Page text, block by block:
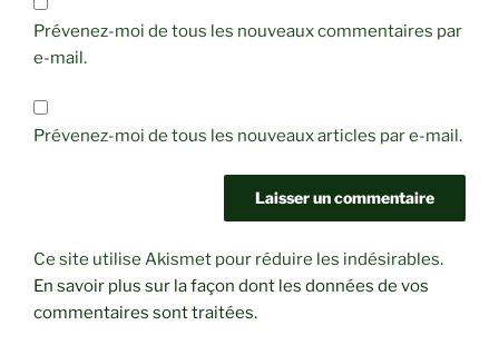
Prévenez-moi de tous les nouveaux commentaires par
e-mail.
Prévenez-moi de tous les nouveaux articles par e-mail.
Ce site utilise Akismet pour réduire les indésirables.
En savoir plus sur la façon dont les données de vos
commentaires sont traitées.